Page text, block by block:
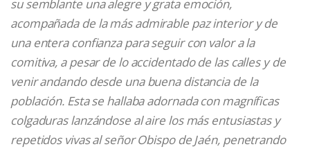
su semblante una alegre y grata emoción,
acompañada de la más admirable paz interior y de
una entera confianza para seguir con valor a la
comitiva, a pesar de lo accidentado de las calles y de
venir andando desde una buena distancia de la
población. Esta se hallaba adornada con magníficas
colgaduras lanzándose al aire los más entusiastas y
repetidos vivas al señor Obispo de Jaén, penetrando